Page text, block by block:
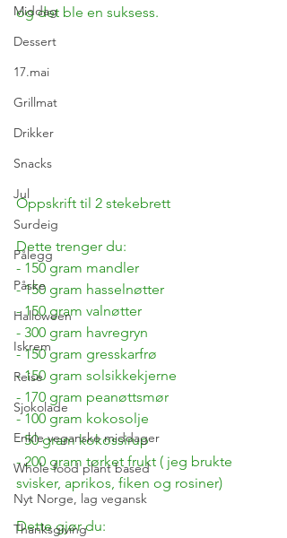
Middag
Dessert
17.mai
Grillmat
Drikker
Snacks
Jul
Surdeig
Pålegg
Påske
Halloween
Iskrem
Reise
Sjokolade
Enkle veganske middager
Whole food plant based
Nyt Norge, lag vegansk
Thanksgiving
og det ble en suksess.
Oppskrift til 2 stekebrett
Dette trenger du:
- 150 gram mandler
- 150 gram hasselnøtter
- 150 gram valnøtter
- 300 gram havregryn
- 150 gram gresskarfrø
- 150 gram solsikkekjerne
- 170 gram peanøttsmør
- 100 gram kokosolje
- 50 gram kokossirup
- 200 gram tørket frukt ( jeg brukte
svisker, aprikos, fiken og rosiner)
Dette gjør du: